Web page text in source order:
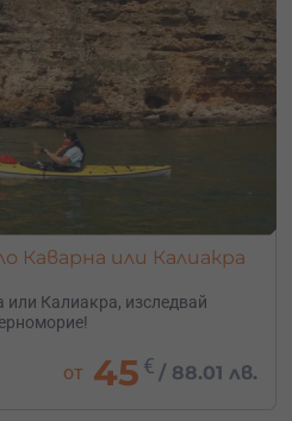
Каварна или Калиакра
или Калиакра, изследвай
от 45 € /88.01 лв.